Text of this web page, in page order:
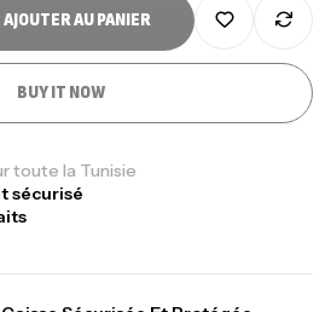
AJOUTER AU PANIER
BUY IT NOW
toute la Tunisie
sécurisé